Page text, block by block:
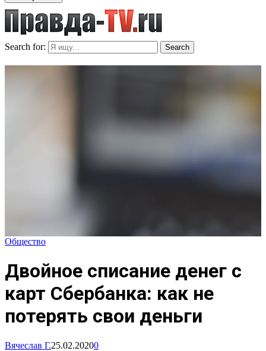
Search for: Search
Общество
Двойное списание денег с
карт Сбербанка: как не
потерять свои деньги
Вячеслав Г.25.02.20200